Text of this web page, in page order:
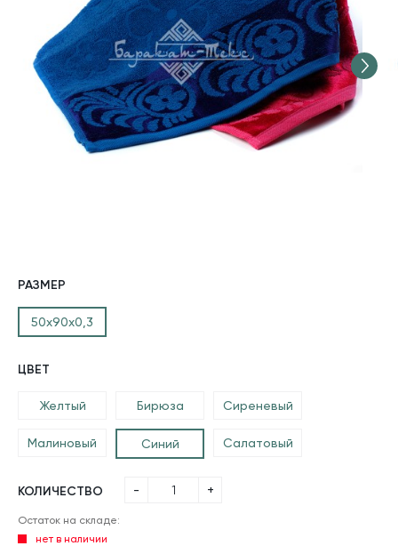
РАЗМЕР
50х90х0,3
ЦВЕТ
Желтый Бирюза Сиреневый
Малиновый Синий Салатовый
КОЛИЧЕСТВО - +
Остаток на складе:
нет в наличии